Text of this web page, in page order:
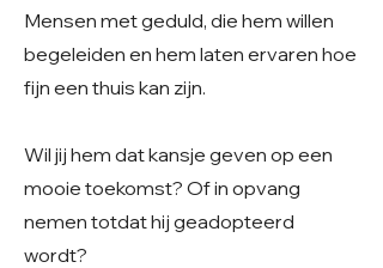
Mensen met geduld, die hem willen
begeleiden en hem laten ervaren hoe
fijn een thuis kan zijn.
Wil jij hem dat kansje geven op een
mooie toekomst? Of in opvang
nemen totdat hij geadopteerd
wordt?